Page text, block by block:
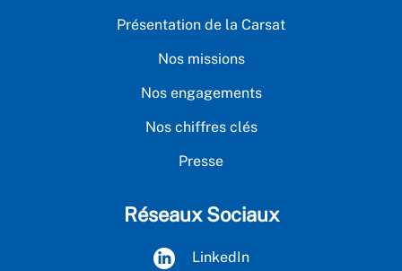
Présentation de la Carsat
Nos missions
Nos engagements
Nos chiffres clés
Presse
Réseaux Sociaux
LinkedIn